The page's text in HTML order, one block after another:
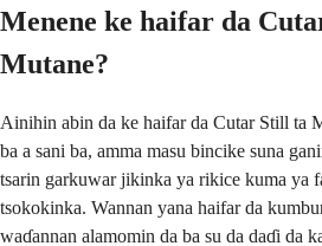
Menene ke haifar da
Mutane?
Ainihin abin da ke haifar da Cutar Still ta
ba a sani ba, amma masu bincike suna
tsarin garkuwar jikinka ya rikice kuma ya
tsokokinka. Wannan yana haifar da
waɗannan alamomin da ba su da daɗi da